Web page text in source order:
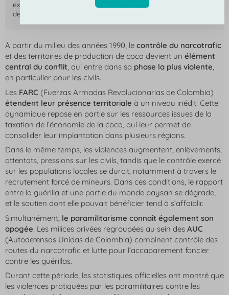
exode vers les périphéries urbaines, transformation durable
de certains territoires.
À partir du milieu des années 1990, le contrôle du narcotrafic
et des territoires de production de coca devient un élément
central du conflit, qui entre dans sa phase la plus violente,
en particulier pour les civils.
Les FARC (Fuerzas Armadas Revolucionarias de Colombia)
étendent leur présence territoriale à un niveau inédit. Cette
dynamique repose en partie sur les ressources issues de la
taxation de l’économie de la coca, qui leur permet de
consolider leur implantation dans plusieurs régions.
Dans le même temps, les violences augmentent, enlèvements,
attentats, pressions sur les civils, tandis que le contrôle exercé
sur les populations locales se durcit, notamment à travers le
recrutement forcé de mineurs. Dans ces conditions, le rapport
entre la guérilla et une partie du monde paysan se dégrade,
et le soutien dont elle pouvait bénéficier tend à s’affaiblir.
Simultanément, le paramilitarisme connaît également son
apogée. Les milices privées regroupées au sein des AUC
(Autodefensas Unidas de Colombia) combinent contrôle des
routes du narcotrafic et lutte pour l’accaparement foncier
contre les guérillas.
Durant cette période, les statistiques officielles ont montré que
les violences pratiquées par les paramilitaires contre les